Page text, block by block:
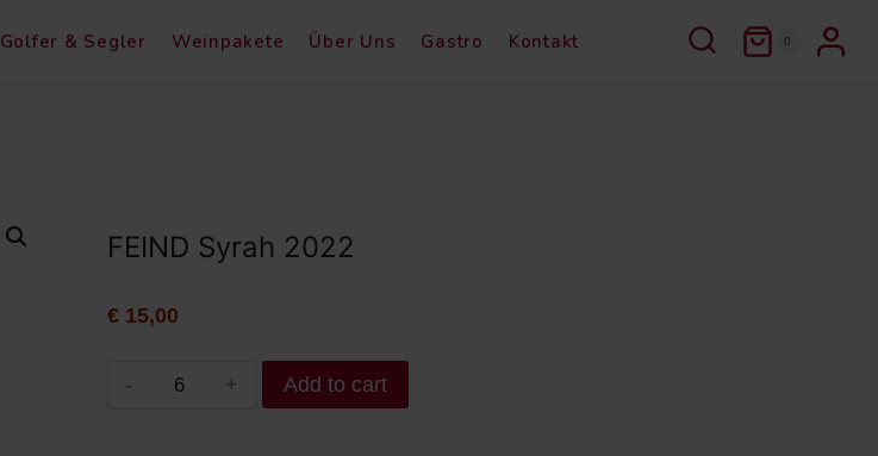
Golfer & Segler Weinpakete Über Uns Gastro Kontakt 0
FEIND Syrah 2022
€15,00
Add to cart